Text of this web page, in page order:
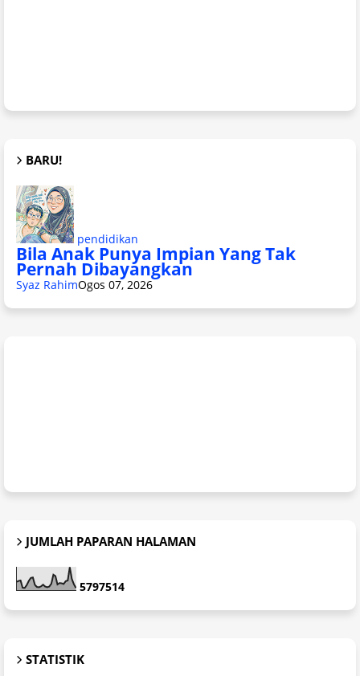
BARU!
pendidikan
Bila Anak Punya Impian Yang Tak
Pernah Dibayangkan
Syaz RahimOgos 07, 2026
JUMLAH PAPARAN HALAMAN
5797514
STATISTIK